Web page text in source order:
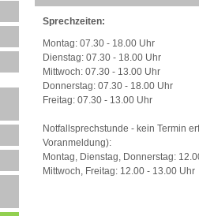
Sprechzeiten:
Montag: 07.30 - 18.00 Uhr
Dienstag: 07.30 - 18.00 Uhr
Mittwoch: 07.30 - 13.00 Uhr
Donnerstag: 07.30 - 18.00 Uhr
Freitag: 07.30 - 13.00 Uhr
Notfallsprechstunde - kein Termin
Voranmeldung):
Montag, Dienstag, Donnerstag:
Mittwoch, Freitag: 12.00 - 13.00 Uhr